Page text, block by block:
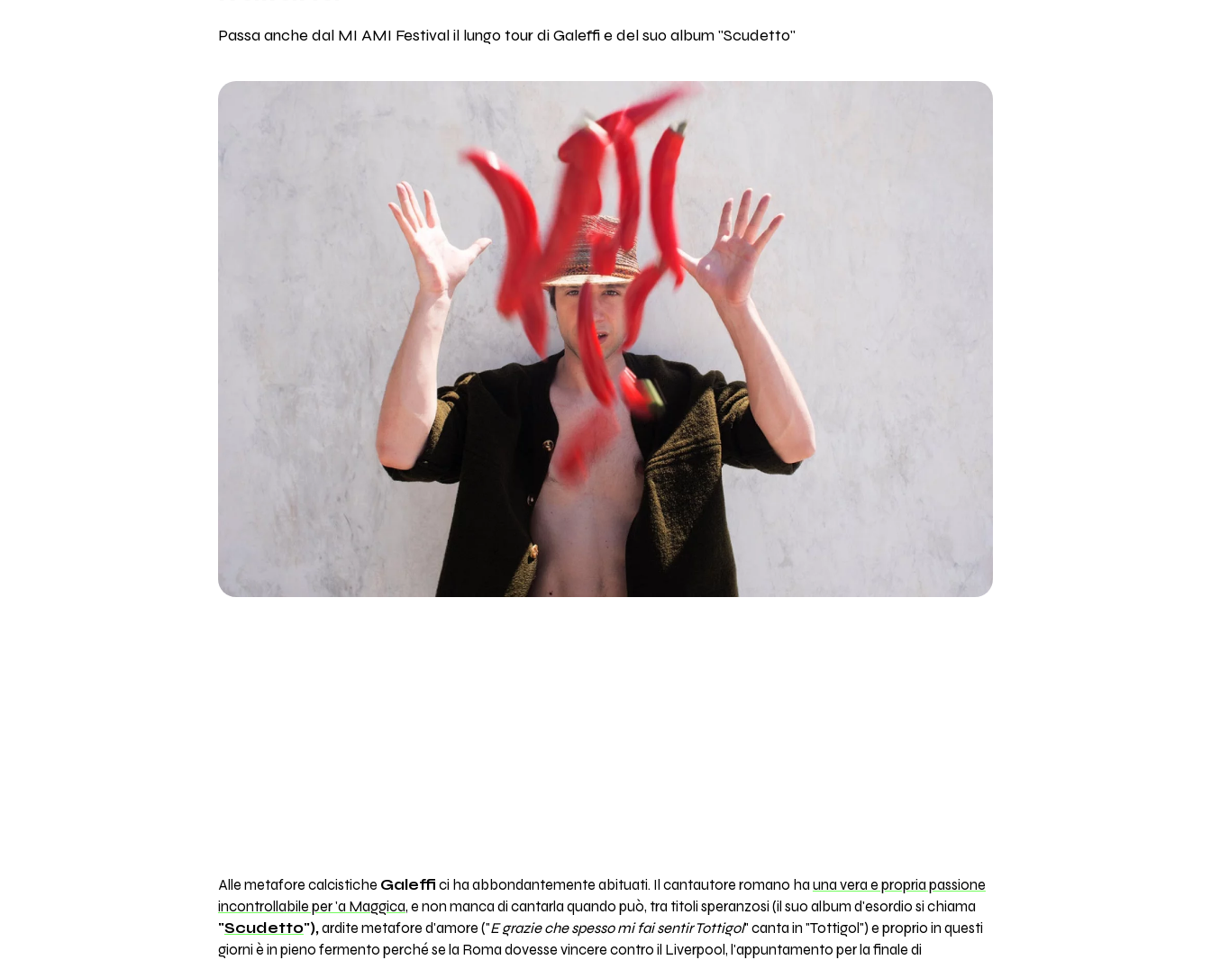
Passa anche dal MI AMI Festival il lungo tour di Galeffi e del suo album "Scudetto"
Alle metafore calcistiche Galeffi ci ha abbondantemente abituati. Il cantautore romano ha una vera e propria passione
incontrollabile per 'a Maggica, e non manca di cantarla quando può, tra titoli speranzosi (il suo album d'esordio si chiama
"Scudetto"),ardite metafore d'amore ("E grazie che spesso mi fai sentir Tottigol" canta in "Tottigol") e proprio in questi
giorni è in pieno fermento perché se la Roma dovesse vincere contro il Liverpool, l'appuntamento per la finale di